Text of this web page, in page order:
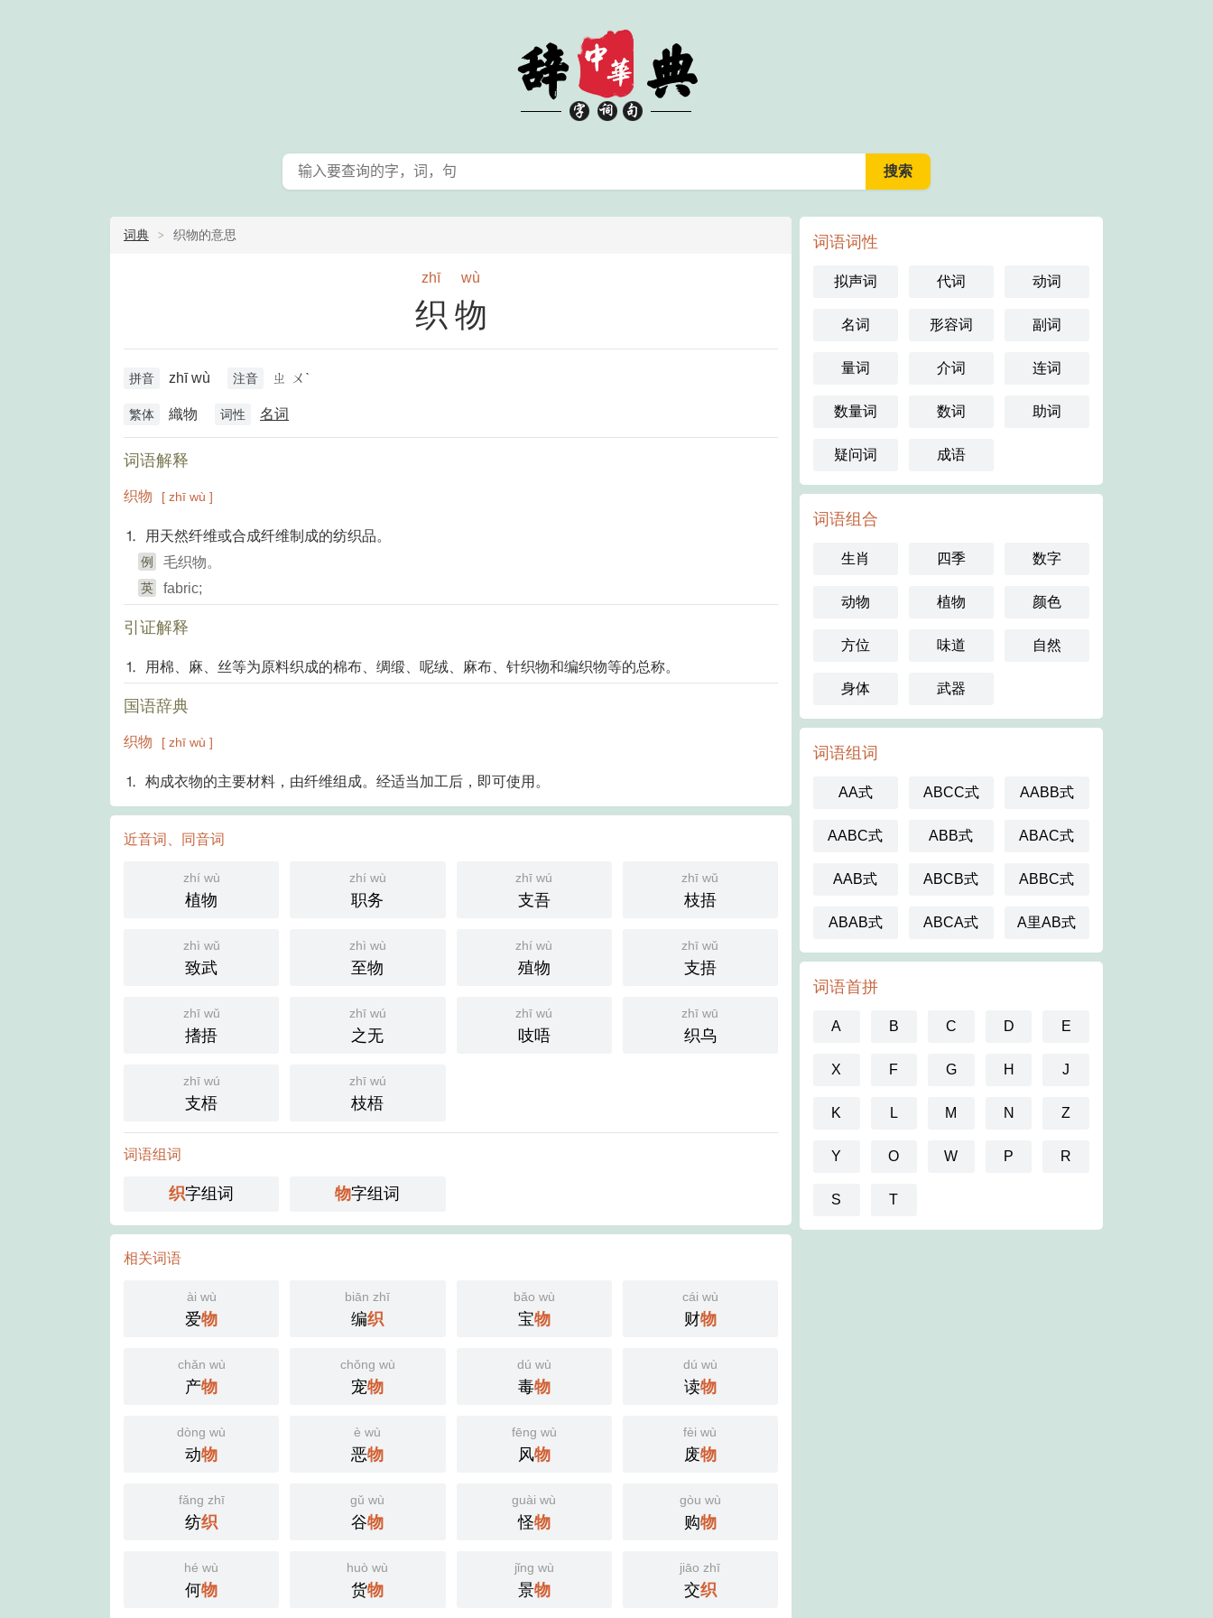
词典 织物的意思
zhī wù
织物
拼音 zhī wù 注音 ㄓ ㄨˋ
繁体 織物 词性 名词
词语解释
织物 [ zhī wù ]
⒈ 用天然纤维或合成纤维制成的纺织品。
例 毛织物。
英 fabric;
引证解释
⒈ 用棉、麻、丝等为原料织成的棉布、绸缎、呢绒、麻布、针织物和编织物等的总称。
国语辞典
织物 [ zhī wù ]
⒈ 构成衣物的主要材料，由纤维组成。经适当加工后，即可使用。
近音词、同音词
zhí wù
植物
zhí wù
职务
zhī wú
支吾
zhī wǔ
枝捂
zhì wǔ
致武
zhì wù
至物
zhí wù
殖物
zhī wǔ
支捂
zhī wǔ
搘捂
zhī wú
之无
zhī wú
吱唔
zhī wū
织乌
zhī wú
支梧
zhī wú
枝梧
词语组词
织字组词 物字组词
相关词语
ài wù
爱物
biān zhī
编织
bǎo wù
宝物
cái wù
财物
chǎn wù
产物
chǒng wù
宠物
dú wù
毒物
dú wù
读物
dòng wù
动物
è wù
恶物
fēng wù
风物
fèi wù
废物
fǎng zhī
纺织
gǔ wù
谷物
guài wù
怪物
gòu wù
购物
hé wù
何物
huò wù
货物
jǐng wù
景物
jiāo zhī
交织
词语词性
拟声词 代词 动词
名词 形容词 副词
量词 介词 连词
数量词 数词 助词
疑问词 成语
词语组合
生肖 四季 数字
动物 植物 颜色
方位 味道 自然
身体 武器
词语组词
AA式 ABCC式 AABB式
AABC式 ABB式 ABAC式
AAB式 ABCB式 ABBC式
ABAB式 ABCA式 A里AB式
词语首拼
A B C D E
X F G H J
K L M N Z
Y O W P R
S T